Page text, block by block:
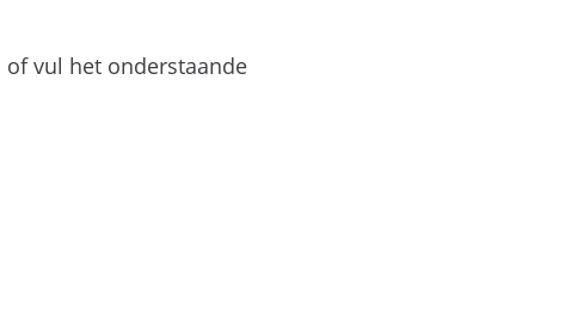
of vul het onderstaande